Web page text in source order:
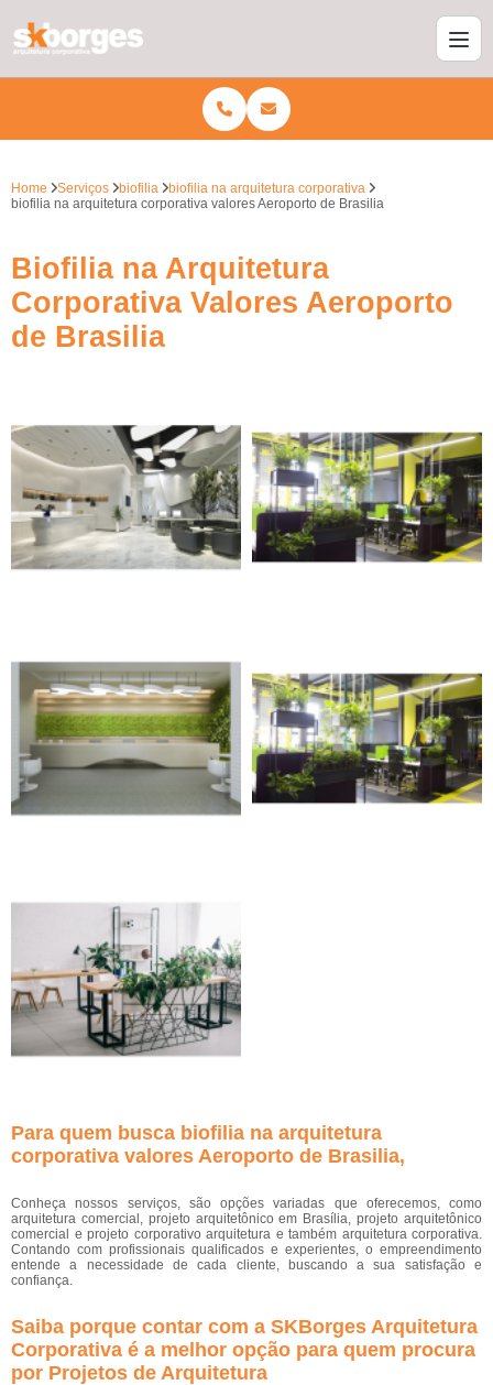
Home Serviços biofilia
biofilia na arquitetura corporativa
biofilia na arquitetura corporativa valores Aeroporto de Brasilia
Biofilia na Arquitetura
Corporativa Valores Aeroporto
de Brasilia
Para quem busca biofilia na arquitetura
corporativa valores Aeroporto de Brasilia,
Conheça nossos serviços, são opções variadas que oferecemos, como
arquitetura comercial, projeto arquitetônico em Brasília, projeto arquitetônico
comercial e projeto corporativo arquitetura e também arquitetura corporativa.
Contando com profissionais qualificados e experientes, o empreendimento
entende a necessidade de cada cliente, buscando a sua satisfação e
confiança.
Saiba porque contar com a SKBorges Arquitetura
Corporativa é a melhor opção para quem procura
por Projetos de Arquitetura